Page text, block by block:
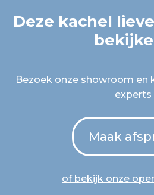
Deze kachel
Bezoek onze showroom en
experts
Maak
of bekijk onze